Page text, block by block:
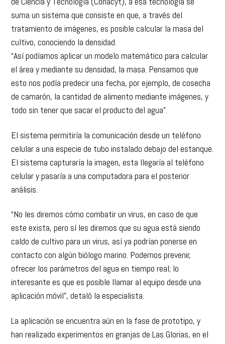
suma un sistema que consiste en que, a través del
tratamiento de imágenes, es posible calcular la masa del
cultivo, conociendo la densidad.
“Así podíamos aplicar un modelo matemático para calcular
el área y mediante su densidad, la masa. Pensamos que
esto nos podía predecir una fecha, por ejemplo, de cosecha
de camarón, la cantidad de alimento mediante imágenes, y
todo sin tener que sacar el producto del agua”.
El sistema permitiría la comunicación desde un teléfono
celular a una especie de tubo instalado debajo del estanque.
El sistema capturaría la imagen, esta llegaría al teléfono
celular y pasaría a una computadora para el posterior
análisis.
“No les diremos cómo combatir un virus, en caso de que
este exista, pero sí les diremos que su agua está siendo
caldo de cultivo para un virus, así ya podrían ponerse en
contacto con algún biólogo marino. Podemos prevenir,
ofrecer los parámetros del agua en tiempo real; lo
interesante es que es posible llamar al equipo desde una
aplicación móvil”, detaló la especialista.
La aplicación se encuentra aún en la fase de prototipo, y
han realizado experimentos en granjas de Las Glorias, en el